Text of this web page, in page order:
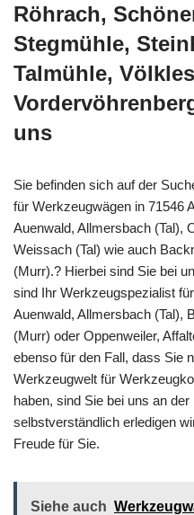
Röhrach,
Stegmühle,
Talmühle,
uns
Sie befinden sich auf der
für Werkzeugwägen in 71546
Auenwald, Allmersbach (Tal),
Weissach (Tal) wie auch
(Murr).? Hierbei sind Sie bei
sind Ihr Werkzeugspezialist
Auenwald, Allmersbach (Tal),
(Murr) oder Oppenweiler,
ebenso für den Fall, dass Sie
Werkzeugwelt für
haben, sind Sie bei uns an
selbstverständlich erledigen
Freude für Sie.
Siehe auch